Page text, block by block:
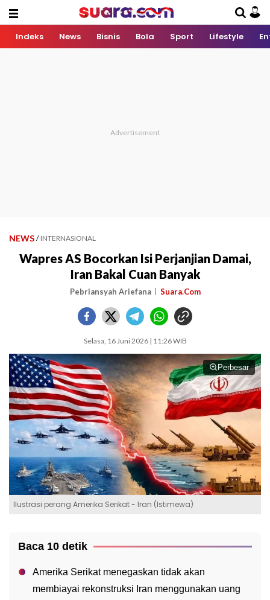
Indeks News Bisnis Bola Sport Lifestyle
NEWS / INTERNASIONAL
Wapres AS Bocorkan Isi Perjanjian Damai,
Iran Bakal Cuan Banyak
Pebriansyah Ariefana Suara.Com
Selasa, 16 Juni 2026 | 11:26 WIB
Perbesar
Ilustrasi perang Amerika Serikat - Iran (Istimewa)
Baca 10 detik
Amerika Serikat menegaskan tidak akan
membiayai rekonstruksi Iran menggunakan uang